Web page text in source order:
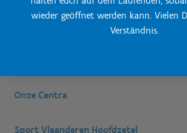
wieder geöffnet werden kann. Vielen
Verständnis.
Onze Centra
Sport Vlaanderen Hoofdzetel